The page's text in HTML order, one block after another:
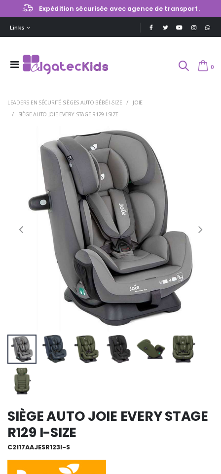
Expédition sécurisée avec agence de transport.
Links
0
LEADERS EN SÉCURITÉ SIÈGES AUTO BÉBÉ I-SIZE
JOIE
SIÈGE AUTO JOIE EVERY STAGE R129 I-SIZE
SIÈGE AUTO JOIE EVERY STAGE
R129 I-SIZE
C2117AAJESR123I-S